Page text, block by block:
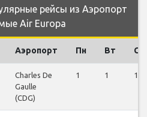
рейсы из Аэропорт
Air Europa
Аэропорт Пн Вт Ср
Charles De
Gaulle
(CDG)
1 1 1